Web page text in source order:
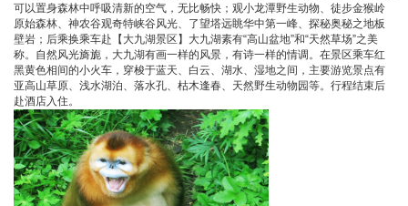
可以置身森林中呼吸清新的空气，无比畅快；观小龙潭野生动物、徒步金猴岭
原始森林、神农谷观奇特峡谷风光、了望塔远眺华中第一峰、探秘奥秘之地板
壁岩；后乘换乘车赴【大九湖景区】大九湖素有“高山盆地”和“天然草场”之美
称。自然风光旖旎，大九湖有画一样的风景，有诗一样的情调。在景区乘车红
黑黄色相间的小火车，穿梭于蓝天、白云、湖水、湿地之间，主要游览景点有
亚高山草原、浅水湖泊、落水孔、枯木逢春、天然野生动物园等。行程结束后
赴酒店入住。